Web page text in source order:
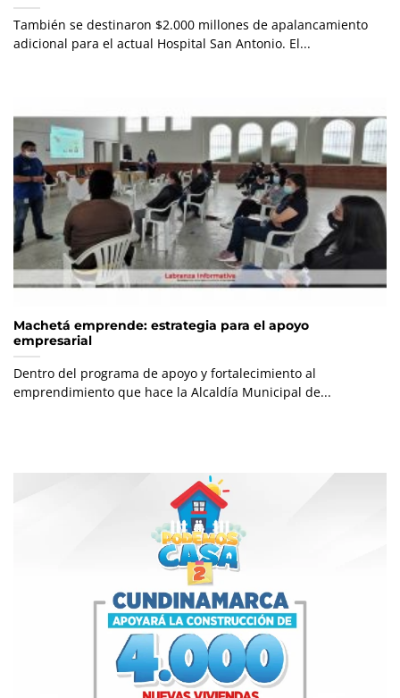
También se destinaron $2.000 millones de apalancamiento
adicional para el actual Hospital San Antonio. El...
Machetá emprende: estrategia para el apoyo
empresarial
Dentro del programa de apoyo y fortalecimiento al
emprendimiento que hace la Alcaldía Municipal de...